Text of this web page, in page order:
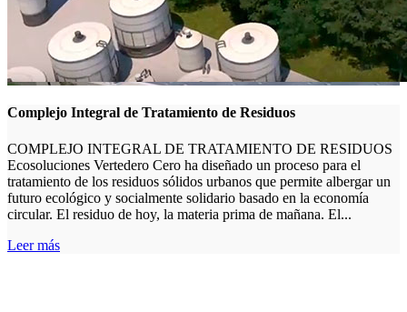
Complejo Integral de Tratamiento de Residuos
COMPLEJO INTEGRAL DE TRATAMIENTO DE RESIDUOS
Ecosoluciones Vertedero Cero ha diseñado un proceso para el
tratamiento de los residuos sólidos urbanos que permite albergar un
futuro ecológico y socialmente solidario basado en la economía
circular. El residuo de hoy, la materia prima de mañana. El...
Leer más